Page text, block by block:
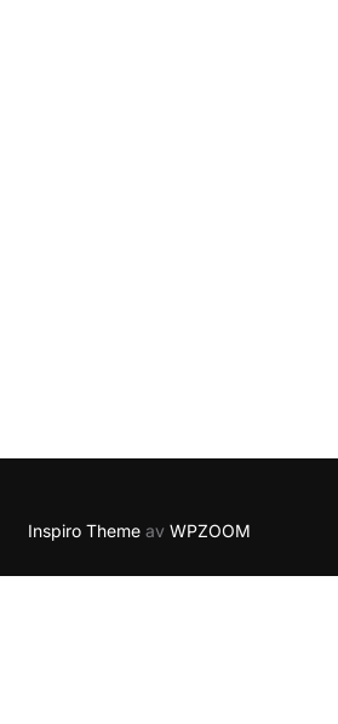
Inspiro Theme av WPZOOM